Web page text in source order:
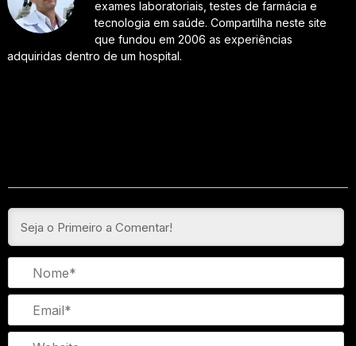
exames laboratoriais, testes de farmácia e
tecnologia em saúde. Compartilha neste site
que fundou em 2006 as experiências
adquiridas dentro de um hospital.